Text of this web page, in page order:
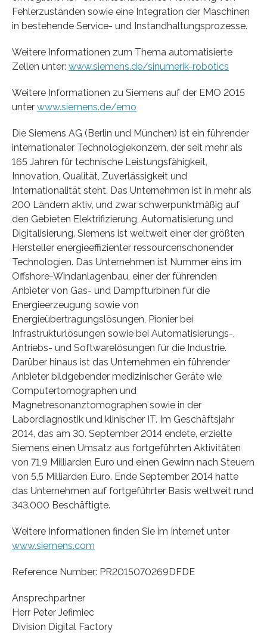
Fehlerzuständen sowie eine Integration der Maschinen
in bestehende Service- und Instandhaltungsprozesse.
Weitere Informationen zum Thema automatisierte
Zellen unter: www.siemens.de/sinumerik-robotics
Weitere Informationen zu Siemens auf der EMO 2015
unter www.siemens.de/emo
Die Siemens AG (Berlin und München) ist ein führender
internationaler Technologiekonzern, der seit mehr als
165 Jahren für technische Leistungsfähigkeit,
Innovation, Qualität, Zuverlässigkeit und
Internationalität steht. Das Unternehmen ist in mehr als
200 Ländern aktiv, und zwar schwerpunktmäßig auf
den Gebieten Elektrifizierung, Automatisierung und
Digitalisierung. Siemens ist weltweit einer der größten
Hersteller energieeffizienter ressourcenschonender
Technologien. Das Unternehmen ist Nummer eins im
Offshore-Windanlagenbau, einer der führenden
Anbieter von Gas- und Dampfturbinen für die
Energieerzeugung sowie von
Energieübertragungslösungen, Pionier bei
Infrastrukturlösungen sowie bei Automatisierungs-,
Antriebs- und Softwarelösungen für die Industrie.
Darüber hinaus ist das Unternehmen ein führender
Anbieter bildgebender medizinischer Geräte wie
Computertomographen und
Magnetresonanztomographen sowie in der
Labordiagnostik und klinischer IT. Im Geschäftsjahr
2014, das am 30. September 2014 endete, erzielte
Siemens einen Umsatz aus fortgeführten Aktivitäten
von 71,9 Milliarden Euro und einen Gewinn nach Steuern
von 5,5 Milliarden Euro. Ende September 2014 hatte
das Unternehmen auf fortgeführter Basis weltweit rund
343.000 Beschäftigte.
Weitere Informationen finden Sie im Internet unter
www.siemens.com
Reference Number: PR2015070269DFDE
Ansprechpartner
Herr Peter Jefimiec
Division Digital Factory